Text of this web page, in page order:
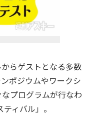
らゲストとなる多数
ポジウムやワークシ
プログラムが行なわ
ィバル」。